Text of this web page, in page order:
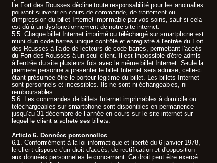
Le Fort des Rousses décline toute responsabilité pour les anomalies
pouvant survenir en cours de commande, de traitement ou
d'impression du billet Internet imprimable par vos soins, sauf si cela
est dû à un dysfonctionnement de notre site internet.
5.5. Chaque billet Internet imprimé ou téléchargé sur smartphone est
muni d'un code barres unique contrôlé et enregistré à l'entrée du Fort
des Rousses à l'aide de lecteurs de code barres, permettant l'accès
du Fort des Rousses à un seul client. Il est impossible d'être admis
à l'entrée du site plusieurs fois avec le même billet Internet. Seule la
première personne à présenter le billet Internet sera admise, celle-ci
étant présumée être le porteur légitime du billet. Les billets Internet
sont personnels et incessibles. Ils ne sont ni échangeables, ni
remboursables.
5.6. Les commandes de billets Internet imprimables à domicile ou
téléchargeables sur smartphone sont disponibles en permanence
jusqu’au 31 décembre de l’année en cours sur le site internet sur
lequel le client a acheté ses billets.
Article 6. Données personnelles
6.1. Conformément à la loi informatique et liberté du 6 janvier 1978,
le client dispose d'un droit d'accès, de rectification et d'opposition
aux données personnelles le concernant. Ce droit peut être exercé